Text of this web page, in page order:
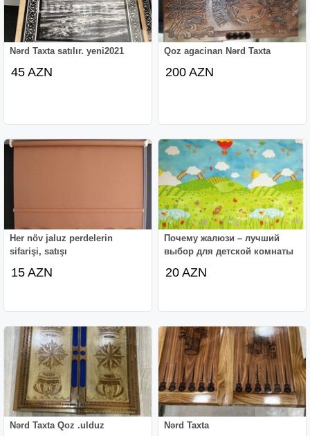
Nərd Taxta satılır. yeni2021
45 AZN
Qoz agacinan Nərd Taxta
200 AZN
Her növ jaluz perdelerin
sifarişi, satışı
15 AZN
Почему жалюзи – лучший
выбор для детской комнаты
20 AZN
Nərd Taxta Qoz .ulduz Nərd Taxta